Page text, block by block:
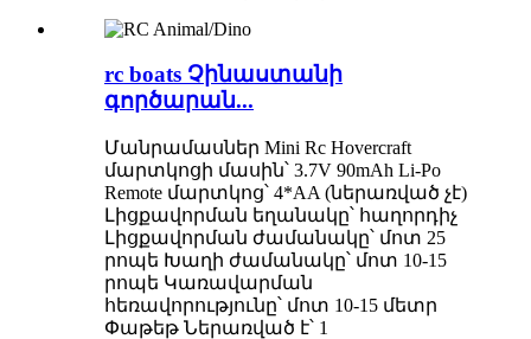
rc boats Չինաստանի
գործարան...
Մանրամասներ Mini Rc Hovercraft
մարտկոցի մասին՝ 3.7V 90mAh Li-Po
Remote մարտկոց՝ 4*AA (ներառված չէ)
Լիցքավորման եղանակը՝ հաղորդիչ
Լիցքավորման ժամանակը՝ մոտ 25
րոպե Խաղի ժամանակը՝ մոտ 10-15
րոպե Կառավարման
հեռավորությունը՝ մոտ 10-15 մետր
Փաթեթ Ներառված է՝ 1